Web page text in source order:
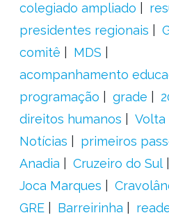
colegiado ampliado
presidentes regionais
comitê
MDS
acompanhamento
programação
grade
direitos humanos
Volta
Notícias
primeiros
Anadia
Cruzeiro do Sul
Joca Marques
GRE
Barreirinha